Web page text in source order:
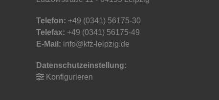
Telefon: +49 (0341) 56175-30
Telefax: +49 (0341) 56175-49
E-Mail: info@kfz-leipzig.de
Datenschutzeinstellung:
Konfigurieren